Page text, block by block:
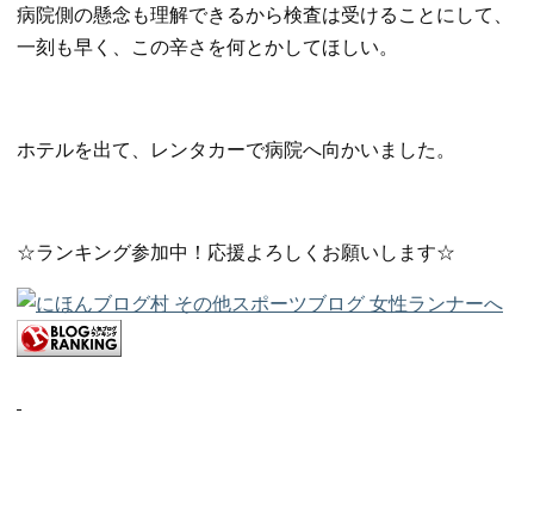
病院側の懸念も理解できるから検査は受けることにして、
一刻も早く、この辛さを何とかしてほしい。
ホテルを出て、レンタカーで病院へ向かいました。
☆ランキング参加中！応援よろしくお願いします☆